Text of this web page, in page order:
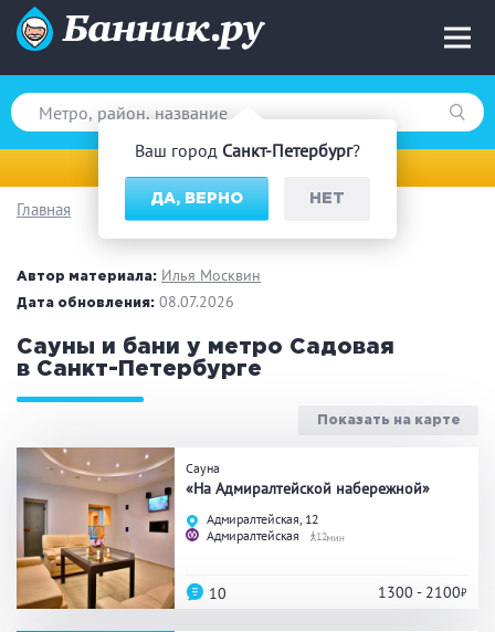
Ваш город Санкт-Петербург?
ДА, ВЕРНО НЕТ
Вид парной
Русская баня
Финская сауна
На дровах
Загородный отдых
Премиум бани
Праздник/Корпоратив
Вместимость
Главная
Автор материала: Илья Москвин
Дата обновления: 08.07.2026
Сауны и бани у метро Садовая
в Санкт-Петербурге
Показать на карте
Сауна
«На Адмиралтейской набережной»
Адмиралтейская, 12
Адмиралтейская
12
1300 - 2100
10